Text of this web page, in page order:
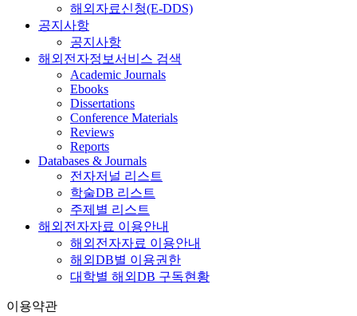
해외자료신청(E-DDS)
공지사항
공지사항
해외전자정보서비스 검색
Academic Journals
Ebooks
Dissertations
Conference Materials
Reviews
Reports
Databases & Journals
전자저널 리스트
학술DB 리스트
주제별 리스트
해외전자자료 이용안내
해외전자자료 이용안내
해외DB별 이용권한
대학별 해외DB 구독현황
이용약관